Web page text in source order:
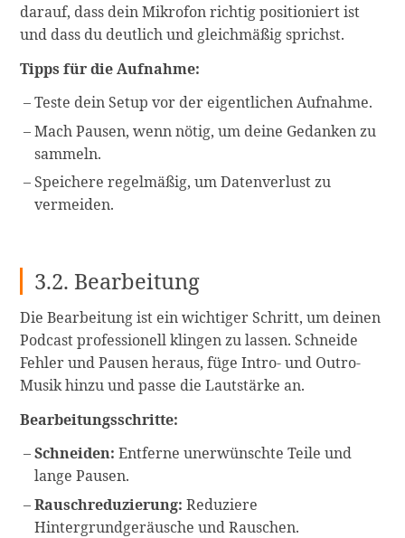
darauf, dass dein Mikrofon richtig positioniert ist
und dass du deutlich und gleichmäßig sprichst.
Tipps für die Aufnahme:
Teste dein Setup vor der eigentlichen Aufnahme.
Mach Pausen, wenn nötig, um deine Gedanken zu
sammeln.
Speichere regelmäßig, um Datenverlust zu
vermeiden.
3.2. Bearbeitung
Die Bearbeitung ist ein wichtiger Schritt, um deinen
Podcast professionell klingen zu lassen. Schneide
Fehler und Pausen heraus, füge Intro- und Outro-
Musik hinzu und passe die Lautstärke an.
Bearbeitungsschritte:
Schneiden: Entferne unerwünschte Teile und
lange Pausen.
Rauschreduzierung: Reduziere
Hintergrundgeräusche und Rauschen.